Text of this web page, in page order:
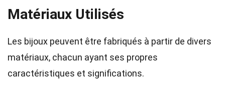
Matériaux Utilisés
Les bijoux peuvent être fabriqués à partir de divers
matériaux, chacun ayant ses propres
caractéristiques et significations.